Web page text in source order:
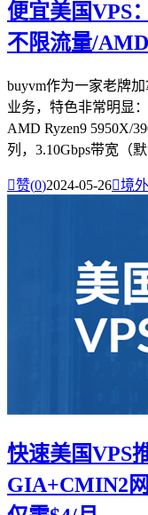
便宜美国VPS
不限流量/
buyvm作为一家老牌
业务，特色非常明显
AMD Ryzen9 5950X/
列，3.10Gbps带宽（
赞(0)2024-05-26境
快速美国VPS
GIA+CMIN2